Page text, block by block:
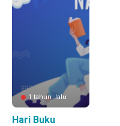
1 tahun lalu
Hari Buku